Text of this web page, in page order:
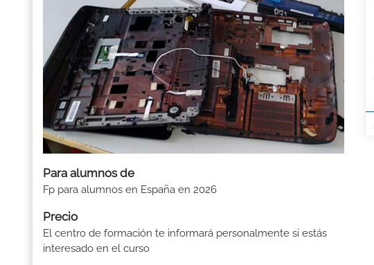
Para alumnos de
Fp para alumnos en España en 2026
Precio
El centro de formación te informará personalmente si estás
interesado en el curso